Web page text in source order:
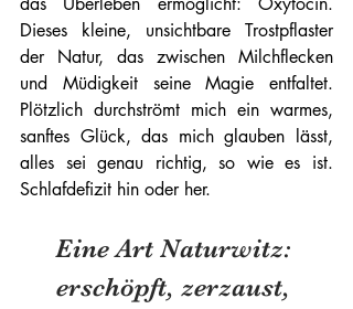
Dieses kleine, unsichtbare Trostpflaster
der Natur, das zwischen Milchflecken
und Müdigkeit seine Magie entfaltet.
Plötzlich durchströmt mich ein warmes,
sanftes Glück, das mich glauben lässt,
alles sei genau richtig, so wie es ist.
Schlafdefizit hin oder her.
Eine Art Naturwitz:
erschöpft, zerzaust,